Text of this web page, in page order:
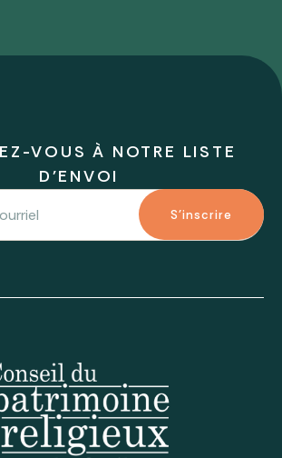
VOUS À NOTRE LISTE
D'ENVOI
S'inscrire